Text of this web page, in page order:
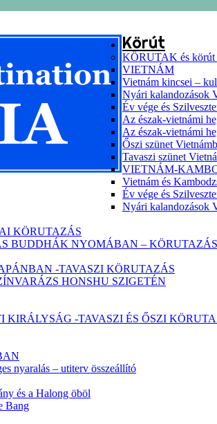
Körút
KÖRUTAK és körút
VIETNÁM
Vietnám kincsei –
Nyári kalandozások
Év vége és
Az észak-vietnámi
Az észak-vietnámi
Őszi szünet
Tavaszi szünet
VIETNÁM-
Vietnám és
Év vége és
Nyári kalandozások
KÖRUTAZÁS
BUDDHÁK NYOMÁBAN – KÖRUTAZÁS
-TAVASZI KÖRUTAZÁS
HONSHU SZIGETÉN
KIRÁLYSÁG -TAVASZI ÉS ŐSZI
nyaralás – utiterv összeállító
és a Halong öböl
Bang